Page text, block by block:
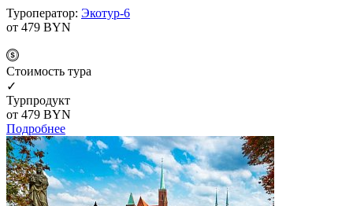
Туроператор: Экотур-6
от 479 BYN
Cтоимость тура
✓
Турпродукт
от 479 BYN
Подробнее